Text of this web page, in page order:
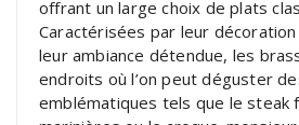
offrant un large choix de plats
Caractérisées par leur
leur ambiance détendue, les
endroits où l’on peut déguster
emblématiques tels que le steak